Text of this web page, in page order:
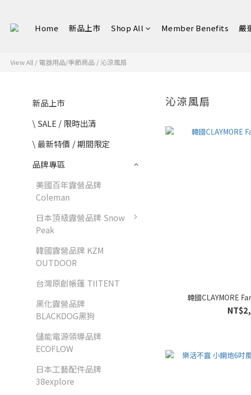
Home 新品上市 Shop All Member Benefits 嚴
View All / 電器用品/季節商品 /沁涼風扇
新品上市
\ SALE / 限時出清
\ 最新特價 / 期間限定
品牌專區
美國百年露營品牌
Coleman
日本頂級露營品牌 Snow
Peak
韓國露營品牌 KZM
OUTDOOR
台灣原創帳篷 TIITENT
黑化露營品牌
BLACKDOG黑狗
儲能電源領導品牌
ECOFLOW
日本工藝配件品牌
38explore
沁涼風扇
韓國CLAYMORE